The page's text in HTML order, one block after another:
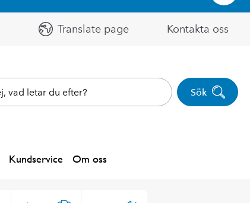
Translate page Kontakta oss
Sök
Kundservice Om oss